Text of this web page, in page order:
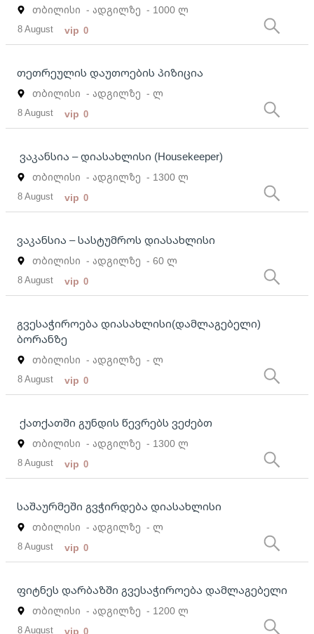
თბილისი - ადგილზე - 1000 ლ
8 August vip 0
თეთრეულის დაუთოების პიზიცია
თბილისი - ადგილზე - ლ
8 August vip 0
ვაკანსია – დიასახლისი (Housekeeper)
თბილისი - ადგილზე - 1300 ლ
8 August vip 0
ვაკანსია – სასტუმროს დიასახლისი
თბილისი - ადგილზე - 60 ლ
8 August vip 0
გვესაჭიროება დიასახლისი(დამლაგებელი)
ბორანზე
თბილისი - ადგილზე - ლ
8 August vip 0
ქათქათში გუნდის წევრებს ვეძებთ
თბილისი - ადგილზე - 1300 ლ
8 August vip 0
საშაურმეში გვჭირდება დიასახლისი
თბილისი - ადგილზე - ლ
8 August vip 0
ფიტნეს დარბაზში გვესაჭიროება დამლაგებელი
თბილისი - ადგილზე - 1200 ლ
8 August vip 0